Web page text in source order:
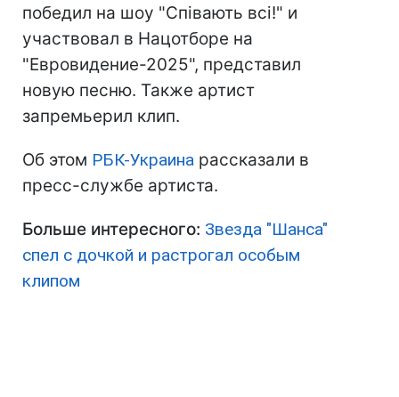
победил на шоу "Співають всі!" и
участвовал в Нацотборе на
"Евровидение-2025", представил
новую песню. Также артист
запремьерил клип.
Об этом РБК-Украина рассказали в
пресс-службе артиста.
Больше интересного: Звезда "Шанса"
спел с дочкой и растрогал особым
клипом